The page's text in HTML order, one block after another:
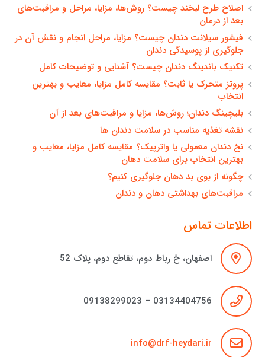
اصلاح طرح لبخند چیست؟ روش‌ها، مزایا، مراحل و مراقبت‌های
بعد از درمان
فیشور سیلانت دندان چیست؟ مزایا، مراحل انجام و نقش آن در
جلوگیری از پوسیدگی دندان
تکنیک باندینگ دندان چیست؟ آشنایی و توضیحات کامل
پروتز متحرک یا ثابت؟ مقایسه کامل مزایا، معایب و بهترین
انتخاب
بلیچینگ دندان؛ روش‌ها، مزایا و مراقبت‌های بعد از آن
نقشه تغذیه مناسب در سلامت دندان ها
نخ دندان معمولی یا واترپیک؟ مقایسه کامل مزایا، معایب و
بهترین انتخاب برای سلامت دهان
چگونه از بوی بد دهان جلوگیری کنیم؟
مراقبت‌های بهداشتی دهان و دندان
اطلاعات تماس
اصفهان، خ رباط دوم، تقاطع دوم، پلاک 52
03134404756 – 09138299023
info@drf-heydari.ir